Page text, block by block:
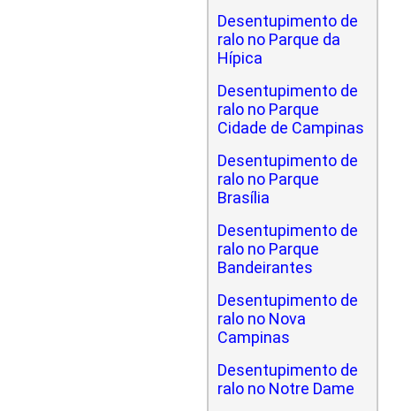
Desentupimento de
ralo no Parque da
Hípica
Desentupimento de
ralo no Parque
Cidade de Campinas
Desentupimento de
ralo no Parque
Brasília
Desentupimento de
ralo no Parque
Bandeirantes
Desentupimento de
ralo no Nova
Campinas
Desentupimento de
ralo no Notre Dame